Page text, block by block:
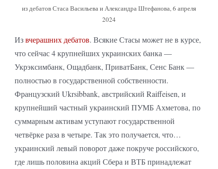
из дебатов Стаса Васильева и Александра Штефанова, 6 апреля
2024
Извчерашних дебатов. Всякие Стасы может не в курсе,
что сейчас 4 крупнейших украинских банка —
Укрэксимбанк, Ощадбанк, ПриватБанк, Сенс Банк —
полностью в государственной собственности.
Французский Ukrsibbank, австрийский Raiffeisen, и
крупнейший частный украинский ПУМБ Ахметова, по
суммарным активам уступают государственной
четвёрке раза в четыре. Так это получается, что…
украинский левый поворот даже покруче российского,
где лишь половина акций Сбера и ВТБ принадлежат